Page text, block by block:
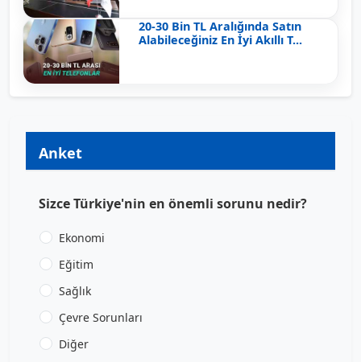
20-30 Bin TL Aralığında Satın
Alabileceğiniz En İyi Akıllı T...
Anket
Sizce Türkiye'nin en önemli sorunu nedir?
Ekonomi
Eğitim
Sağlık
Çevre Sorunları
Diğer